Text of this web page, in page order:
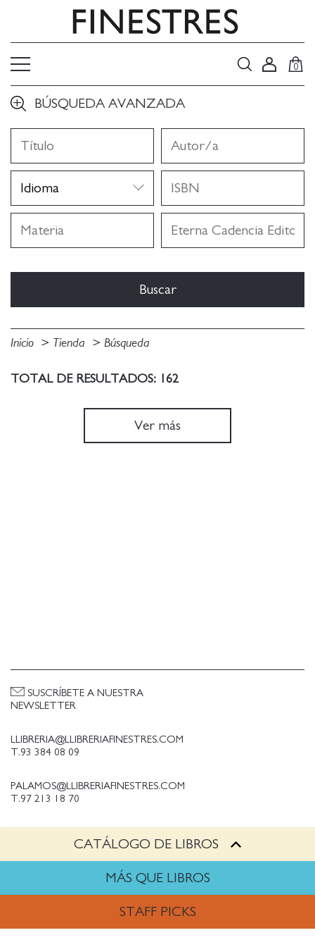
0
BÚSQUEDA AVANZADA
Inicio Tienda Búsqueda
TOTAL DE RESULTADOS: 162
CATÁLOGO DE LIBROS
MÁS QUE LIBROS
STAFF PICKS
Ver más
LLIBRERIA@LLIBRERIAFINESTRES.COM
T.93 384 08 09
PALAMOS@LLIBRERIAFINESTRES.COM
T.97 213 18 70
PALESTINA@LLIBRERIAFINESTRES.COM
TRABAJA CON NOSOTROS
SUSCRÍBETE A NUESTRA
NEWSLETTER